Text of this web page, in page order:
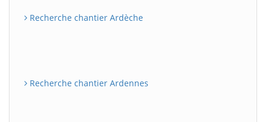
Recherche chantier Ardèche
Recherche chantier Ardennes